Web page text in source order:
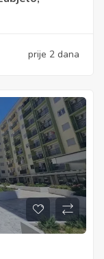
prije 2 dana